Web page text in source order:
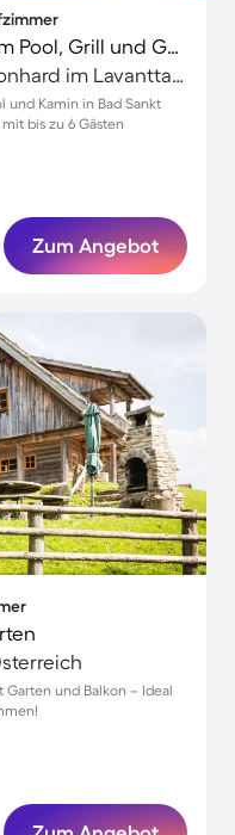
Ferienwohnung mit privatem Pool, Grill und Garten
Gemeinde Bad Sankt Leonhard im Lavanttal, Wolfsberg, Österreich
und Kamin in Bad Sankt
bis zu 6 Gästen
Zum Angebot
und Balkon – Ideal